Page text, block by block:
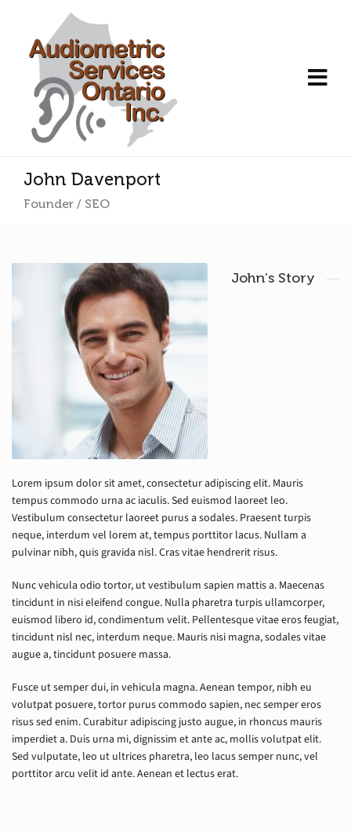
John Davenport
Founder / SEO
John’s Story
Lorem ipsum dolor sit amet, consectetur adipiscing elit. Mauris
tempus commodo urna ac iaculis. Sed euismod laoreet leo.
Vestibulum consectetur laoreet purus a sodales. Praesent turpis
neque, interdum vel lorem at, tempus porttitor lacus. Nullam a
pulvinar nibh, quis gravida nisl. Cras vitae hendrerit risus.
Nunc vehicula odio tortor, ut vestibulum sapien mattis a. Maecenas
tincidunt in nisi eleifend congue. Nulla pharetra turpis ullamcorper,
euismod libero id, condimentum velit. Pellentesque vitae eros feugiat,
tincidunt nisl nec, interdum neque. Mauris nisi magna, sodales vitae
augue a, tincidunt posuere massa.
Fusce ut semper dui, in vehicula magna. Aenean tempor, nibh eu
volutpat posuere, tortor purus commodo sapien, nec semper eros
risus sed enim. Curabitur adipiscing justo augue, in rhoncus mauris
imperdiet a. Duis urna mi, dignissim et ante ac, mollis volutpat elit.
Sed vulputate, leo ut ultrices pharetra, leo lacus semper nunc, vel
porttitor arcu velit id ante. Aenean et lectus erat.